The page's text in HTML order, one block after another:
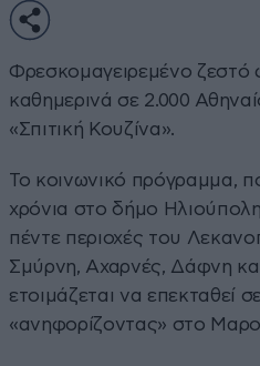
Φρεσκομαγειρεμένο ζεστό
καθημερινά σε 2.000
«Σπιτική Κουζίνα».
Το κοινωνικό πρόγραμμα,
χρόνια στο δήμο
πέντε περιοχές του
Σμύρνη, Αχαρνές, Δάφνη
ετοιμάζεται να επεκταθεί
«ανηφορίζοντας» στο